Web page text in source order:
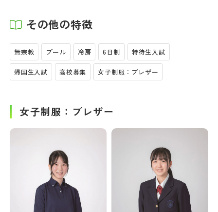
その他の特徴
無宗教 プール 冷房 6日制 特待生入試
帰国生入試 高校募集 女子制服：ブレザー
女子制服：ブレザー